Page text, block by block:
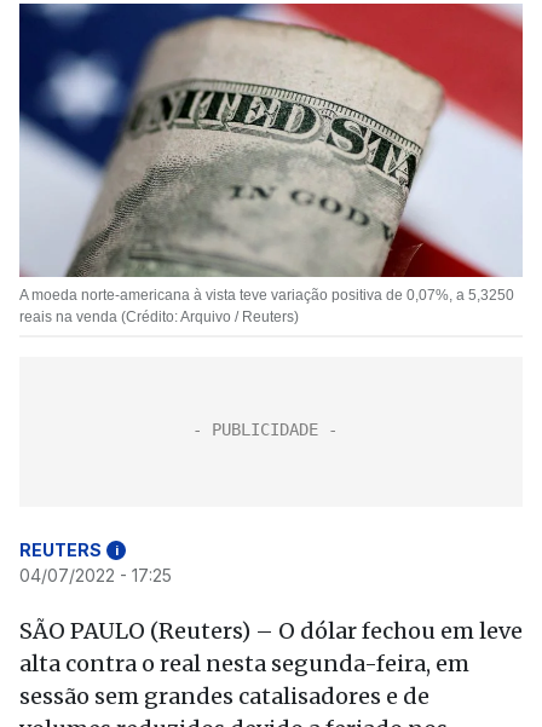
A moeda norte-americana à vista teve variação positiva de 0,07%, a 5,3250
reais na venda (Crédito: Arquivo / Reuters)
REUTERS i
04/07/2022 - 17:25
SÃO PAULO (Reuters) – O dólar fechou em leve
alta contra o real nesta segunda-feira, em
sessão sem grandes catalisadores e de